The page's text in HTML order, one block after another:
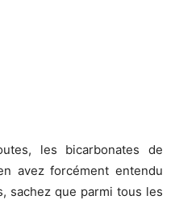
les bicarbonates de
avez forcément entendu
sachez que parmi tous les